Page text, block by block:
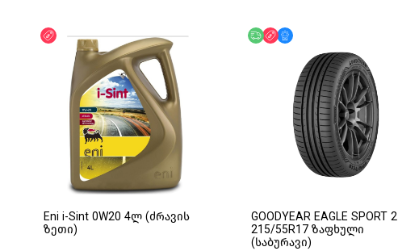
ფასდაკლება
Eni i-Sint 0W20 4ლ (ძრავის
ზეთი)
უფასო მიწოდება
ფასდაკლება
GOODYEAR EAGLE SPORT 2
215/55R17 ზაფხული
(საბურავი)